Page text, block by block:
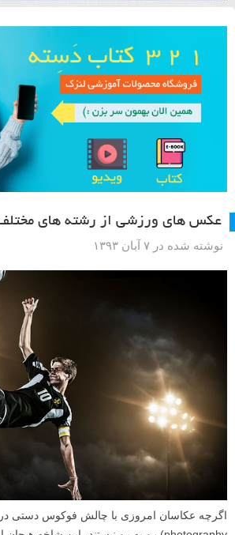
عکس های ورزشی از رشته های
نوشته شده در ۷ آبان ۱۳۹۳